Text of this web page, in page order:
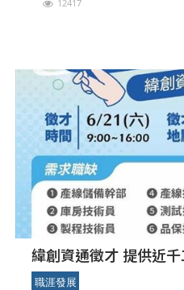
面表現的重要工具。ESG
12417
緯創資通徵才 提供近
職涯發展